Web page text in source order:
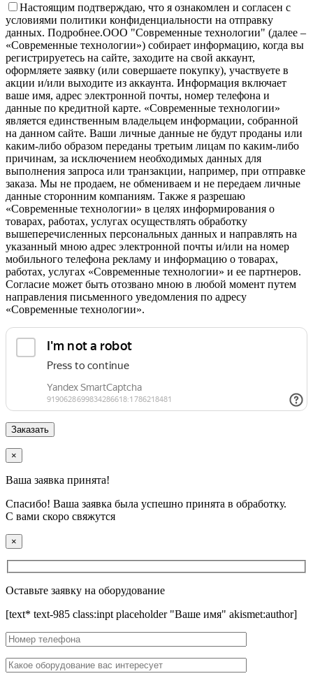
Настоящим подтверждаю, что я ознакомлен и согласен с
условиями политики конфиденциальности на отправку
данных. Подробнее.OOO "Современные технологии" (далее –
«Современные технологии») собирает информацию, когда вы
регистрируетесь на сайте, заходите на свой аккаунт,
оформляете заявку (или совершаете покупку), участвуете в
акции и/или выходите из аккаунта. Информация включает
ваше имя, адрес электронной почты, номер телефона и
данные по кредитной карте. «Современные технологии»
является единственным владельцем информации, собранной
на данном сайте. Ваши личные данные не будут проданы или
каким-либо образом переданы третьим лицам по каким-либо
причинам, за исключением необходимых данных для
выполнения запроса или транзакции, например, при отправке
заказа. Мы не продаем, не обмениваем и не передаем личные
данные сторонним компаниям. Также я разрешаю
«Современные технологии» в целях информирования о
товарах, работах, услугах осуществлять обработку
вышеперечисленных персональных данных и направлять на
указанный мною адрес электронной почты и/или на номер
мобильного телефона рекламу и информацию о товарах,
работах, услугах «Современные технологии» и ее партнеров.
Согласие может быть отозвано мною в любой момент путем
направления письменного уведомления по адресу
«Современные технологии».
×
Ваша заявка принята!
Спасибо! Ваша заявка была успешно принята в обработку.
С вами скоро свяжутся
×
Оставьте заявку на оборудование
[text* text-985 class:inpt placeholder "Ваше имя" akismet:author]